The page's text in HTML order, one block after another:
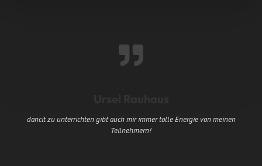
dancit zu unterrichten gibt auch mir immer tolle Energie von meinen
Teilnehmern!